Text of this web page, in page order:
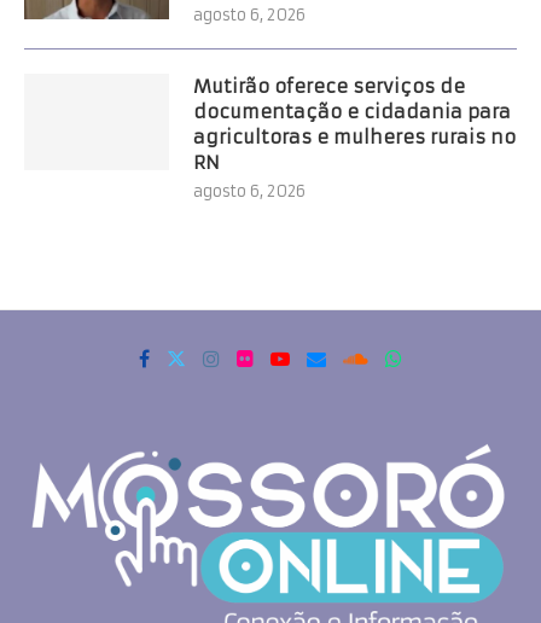
agosto 6, 2026
Mutirão oferece serviços de
documentação e cidadania para
agricultoras e mulheres rurais no
RN
agosto 6, 2026